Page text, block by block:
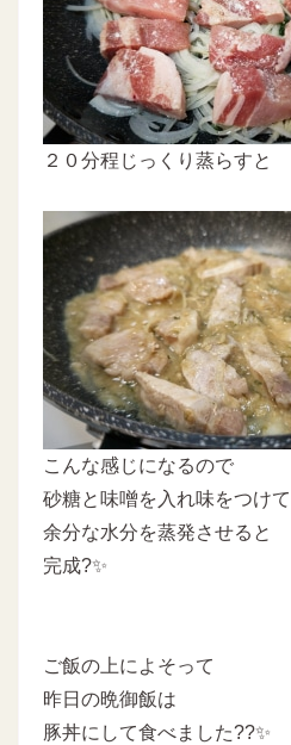
２０分程じっくり蒸らすと
こんな感じになるので
砂糖と味噌を入れ味をつけて
余分な水分を蒸発させると
完成?✨
ご飯の上によそって
昨日の晩御飯は
豚丼にして食べました??✨